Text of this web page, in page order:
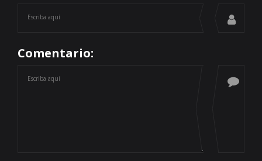
Comentario: